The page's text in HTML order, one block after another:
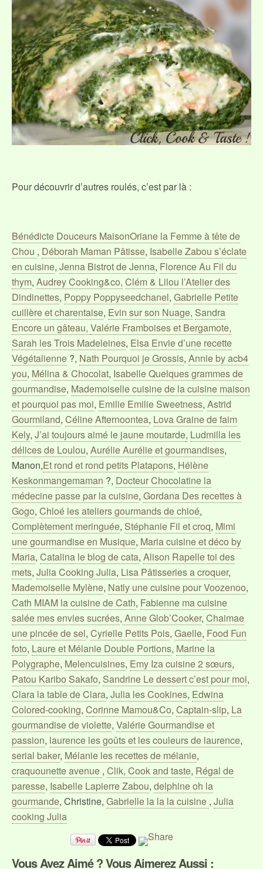
Pour découvrir d’autres roulés, c’est par là :
Bénédicte Douceurs MaisonOriane la Femme à tête de
Chou , Déborah Maman Pâtisse, Isabelle Zabou s’éclate
en cuisine, Jenna Bistrot de Jenna, Florence Au Fil du
thym, Audrey Cooking&co, Clém & Lilou l’Atelier des
Dindinettes, Poppy Poppyseedchanel, Gabrielle Petite
cuillère et charentaise, Evin sur son Nuage, Sandra
Encore un gâteau, Valérie Framboises et Bergamote,
Sarah les Trois Madeleines, Elsa Envie d’une recette
Végétalienne ?, Nath Pourquoi je Grossis, Annie by acb4
you, Mélina & Chocolat, Isabelle Quelques grammes de
gourmandise, Mademoiselle cuisine de la cuisine maison
et pourquoi pas moi, Emilie Emilie Sweetness, Astrid
Gourmiland, Céline Afternoontea, Lova Graine de faim
Kely, J’ai toujours aimé le jaune moutarde, Ludmilla les
délices de Loulou, Aurélie Aurélie et gourmandises,
Manon,Et rond et rond petits Platapons, Hélène
Keskonmangemaman ?, Docteur Chocolatine la
médecine passe par la cuisine, Gordana Des recettes à
Gogo, Chloé les ateliers gourmands de chloé,
Complètement meringuée, Stéphanie Fil et croq, Mimi
une gourmandise en Musique, Maria cuisine et déco by
Maria, Catalina le blog de cata, Alison Rapelle toi des
mets, Julia Cooking Julia, Lisa Pâtisseries a croquer,
Mademoiselle Mylène, Natly une cuisine pour Voozenoo,
Cath MIAM la cuisine de Cath, Fabienne ma cuisine
salée mes envies sucrées, Anne Glob’Cooker, Chaimae
une pincée de sel, Cyrielle Petits Pois, Gaelle, Food Fun
foto, Laure et Mélanie Double Portions, Marine la
Polygraphe, Melencuisines, Emy Iza cuisine 2 sœurs,
Patou Karibo Sakafo, Sandrine Le dessert c’est pour moi,
Clara la table de Clara, Julia les Cookines, Edwina
Colored-cooking, Corinne Mamou&Co, Captain-slip, La
gourmandise de violette, Valérie Gourmandise et
passion, laurence les goûts et les couleurs de laurence,
serial baker, Mélanie les recettes de mélanie,
craquounette avenue , Clik, Cook and taste, Régal de
paresse, Isabelle Lapierre Zabou, delphine oh la
gourmande, Christine, Gabrielle la la la cuisine , Julia
cooking Julia
Vous Avez Aimé ? Vous Aimerez Aussi :